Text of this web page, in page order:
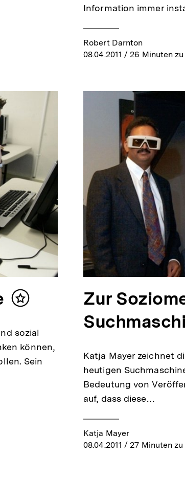
Information immer
Robert Darnton
08.04.2011 / 26 Minuten
Inhalt
sozial
können,
Sein
Zur
Katja Mayer zeichnet
heutigen
Bedeutung von
auf, dass diese…
Katja Mayer
08.04.2011 / 27 Minuten zu